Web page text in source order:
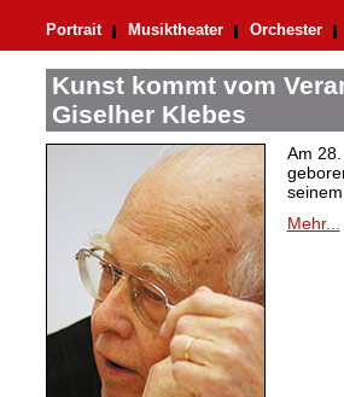
Portrait Musiktheater Orchester
Kunst kommt vom
Giselher Klebes
Am
Mehr...